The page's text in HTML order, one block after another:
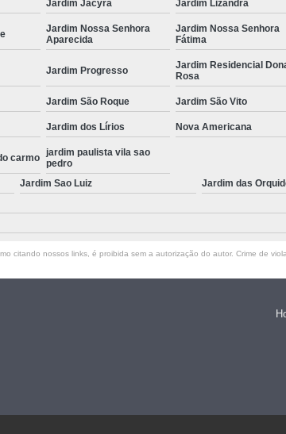
Jardim Jacyra Jardim Lizandra
Jardim Nossa Senhora
Aparecida
Jardim Nossa Senhora
Fátima
Jardim Progresso
Jardim Residencial
Rosa
Jardim São Roque Jardim São Vito
Jardim dos Lírios Nova Americana
carmo jardim paulista vila sao
pedro
Jardim Sao Luiz Jardim das
citando nossos links, é proibida sem a autorização do autor. Crime de